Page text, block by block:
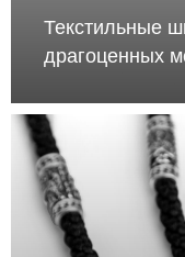
Текстильные
драгоценных